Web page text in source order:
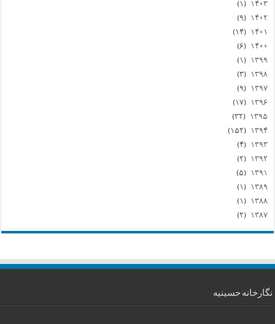
۱۴۰۳ (۱)
۱۴۰۲ (۹)
۱۴۰۱ (۱۴)
۱۴۰۰ (۶)
۱۳۹۹ (۱)
۱۳۹۸ (۳)
۱۳۹۷ (۹)
۱۳۹۶ (۱۷)
۱۳۹۵ (۳۲)
۱۳۹۴ (۱۵۲)
۱۳۹۳ (۴)
۱۳۹۲ (۲)
۱۳۹۱ (۵)
۱۳۸۹ (۱)
۱۳۸۸ (۱)
۱۳۸۷ (۲)
نگارخانه حسینیه